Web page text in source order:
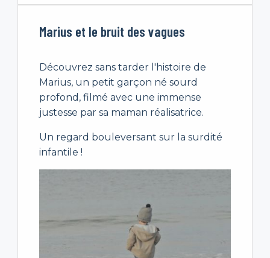
Marius et le bruit des vagues
Découvrez sans tarder l'histoire de
Marius, un petit garçon né sourd
profond, filmé avec une immense
justesse par sa maman réalisatrice.
Un regard bouleversant sur la surdité
infantile !